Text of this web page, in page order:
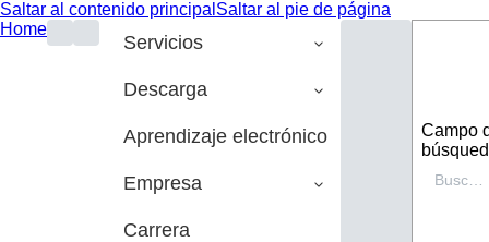
Saltar al contenido principal Saltar al pie de página
Home
Servicios
Descarga
Aprendizaje electrónico
Empresa
Carrera
Campo